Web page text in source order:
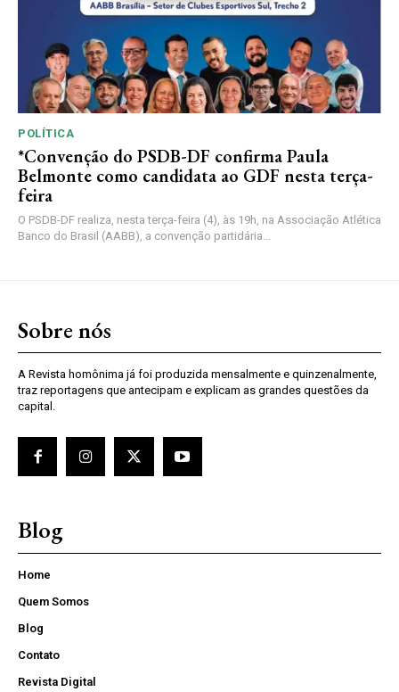
POLÍTICA
*Convenção do PSDB-DF confirma Paula
Belmonte como candidata ao GDF nesta terça-
feira
O PSDB-DF realiza, nesta terça-feira (4), às 19h, na Associação Atlética
Banco do Brasil (AABB), a convenção partidária...
Sobre nós
A Revista homônima já foi produzida mensalmente e quinzenalmente,
traz reportagens que antecipam e explicam as grandes questões da
capital.
Blog
Home
Quem Somos
Blog
Contato
Revista Digital